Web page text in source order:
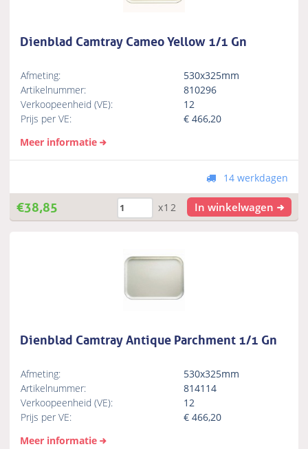
Dienblad Camtray Cameo Yellow 1/1 Gn
Afmeting:
530x325mm
Artikelnummer:
810296
Verkoopeenheid (VE):
12
Prijs per VE:
€466,20
Meer informatie
14 werkdagen
€38,85 x12 In winkelwagen
Dienblad Camtray Antique Parchment 1/1 Gn
Afmeting:
530x325mm
Artikelnummer:
814114
Verkoopeenheid (VE):
12
Prijs per VE:
€466,20
Meer informatie